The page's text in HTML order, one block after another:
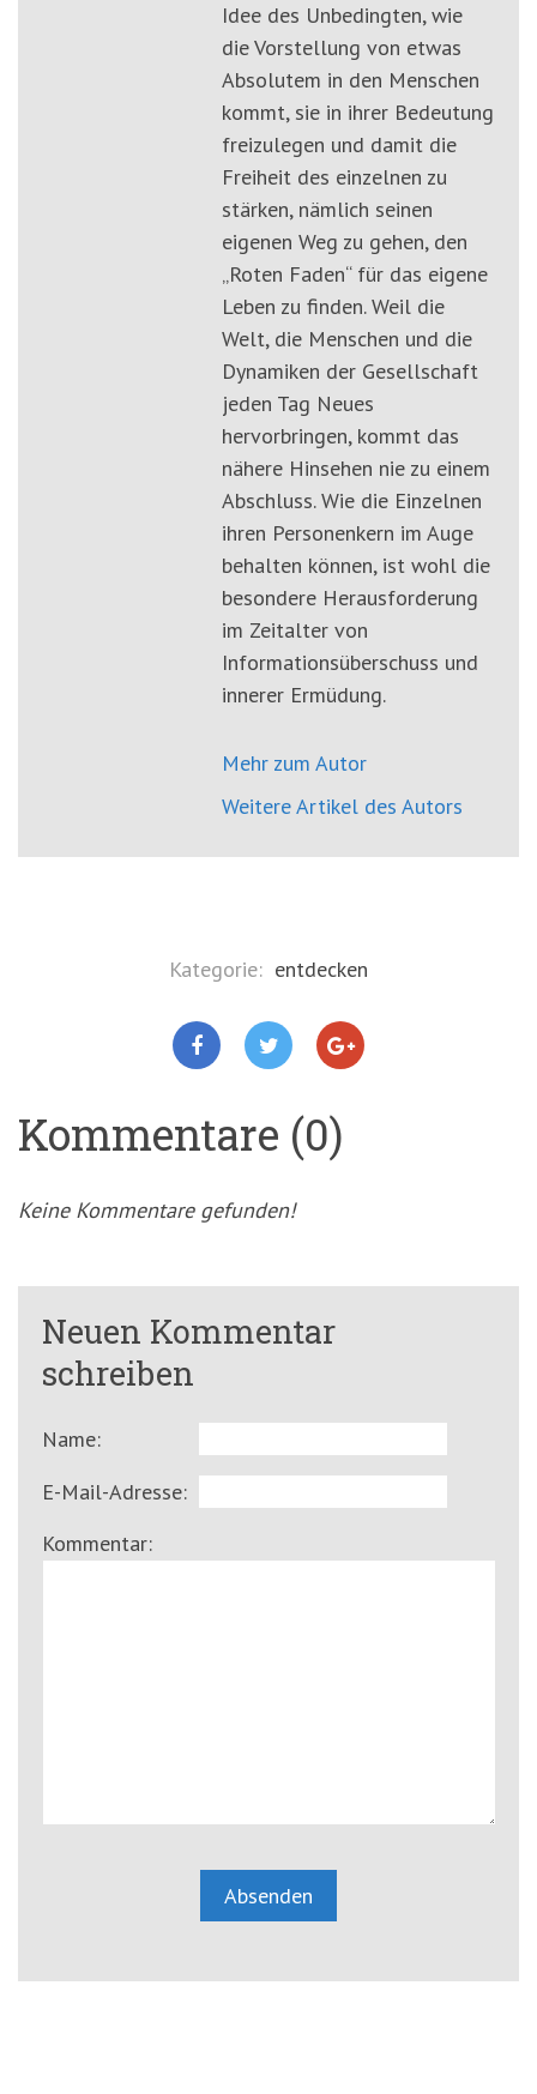
Idee des Unbedingten, wie
die Vorstellung von etwas
Absolutem in den Menschen
kommt, sie in ihrer Bedeutung
freizulegen und damit die
Freiheit des einzelnen zu
stärken, nämlich seinen
eigenen Weg zu gehen, den
„Roten Faden“ für das eigene
Leben zu finden. Weil die
Welt, die Menschen und die
Dynamiken der Gesellschaft
jeden Tag Neues
hervorbringen, kommt das
nähere Hinsehen nie zu einem
Abschluss. Wie die Einzelnen
ihren Personenkern im Auge
behalten können, ist wohl die
besondere Herausforderung
im Zeitalter von
Informationsüberschuss und
innerer Ermüdung.
Mehr zum Autor
Weitere Artikel des Autors
Kategorie: entdecken
Kommentare (0)
Keine Kommentare gefunden!
Neuen Kommentar
schreiben
Name:
E-Mail-Adresse:
Kommentar: